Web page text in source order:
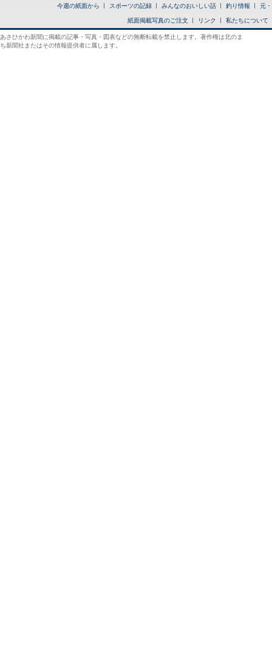
今週の紙面から スポーツの記録 みんなのおいしい話 釣り情報 元
紙面掲載写真のご注文 リンク 私たちについて
あさひかわ新聞に掲載の記事・写真・図表などの無断転載を禁止します。著作権は北のま
ち新聞社またはその情報提供者に属します。